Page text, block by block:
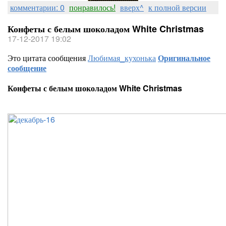
комментарии: 0 понравилось! вверх^ к полной версии
Конфеты с белым шоколадом White Christmas
17-12-2017 19:02
Это цитата сообщенияЛюбимая_кухонькаОригинальное
сообщение
Конфеты с белым шоколадом White Christmas